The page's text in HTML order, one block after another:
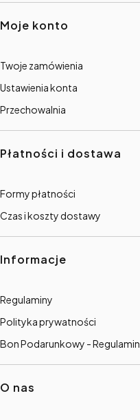
Linki w stopce
Moje konto
Twoje zamówienia
Ustawienia konta
Przechowalnia
Płatności i dostawa
Formy płatności
Czas i koszty dostawy
Informacje
Regulaminy
Polityka prywatności
Bon Podarunkowy - Regulamin
O nas